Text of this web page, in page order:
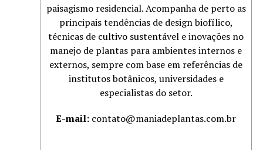
paisagismo residencial. Acompanha de perto as
principais tendências de design biofílico,
técnicas de cultivo sustentável e inovações no
manejo de plantas para ambientes internos e
externos, sempre com base em referências de
institutos botânicos, universidades e
especialistas do setor.
E-mail: contato@maniadeplantas.com.br